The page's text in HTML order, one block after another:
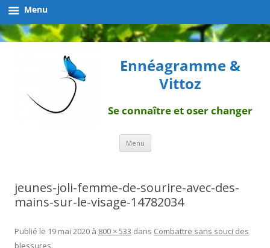
Ennéagramme &
Vittoz
Se connaître et oser changer
Menu Aller
contenu
jeunes-joli-femme-de-sourire-avec-des-
mains-sur-le-visage-14782034
Publié le 19 mai 2020 à 800 × 533 dans Combattre sans souci des
blessures.
Menu